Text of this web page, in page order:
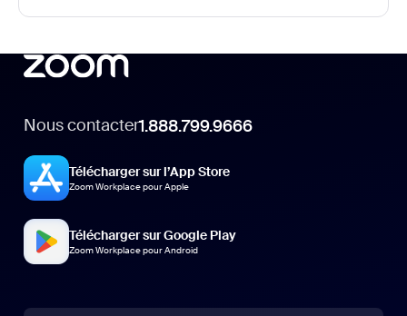
Nous contacter1.888.799.9666
Télécharger sur l’App Store
Zoom Workplace pour Apple
Télécharger sur Google Play
Zoom Workplace pour Android